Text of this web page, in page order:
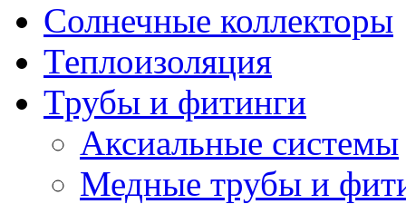
Солнечные коллекторы
Теплоизоляция
Трубы и фитинги
Аксиальные системы
Медные трубы и